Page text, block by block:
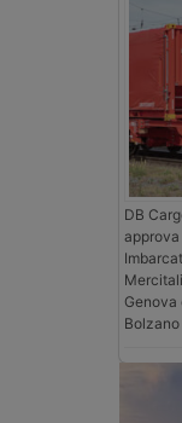
DB
Genova
Bolzano